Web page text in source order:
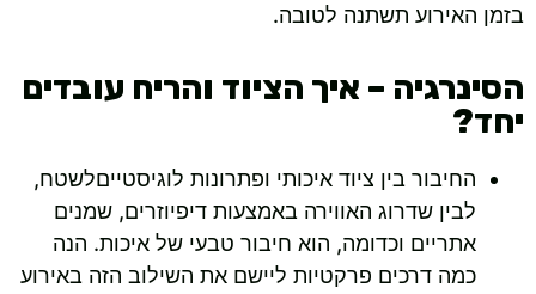
בזמן האירוע תשתנה לטובה.
הסינרגיה – איך הציוד והריח עובדים
יחד?
החיבור בין ציוד איכותי ופתרונות לוגיסטייםלשטח,
לבין שדרוג האווירה באמצעות דיפיוזרים, שמנים
אתריים וכדומה, הוא חיבור טבעי של איכות. הנה
כמה דרכים פרקטיות ליישם את השילוב הזה באירוע